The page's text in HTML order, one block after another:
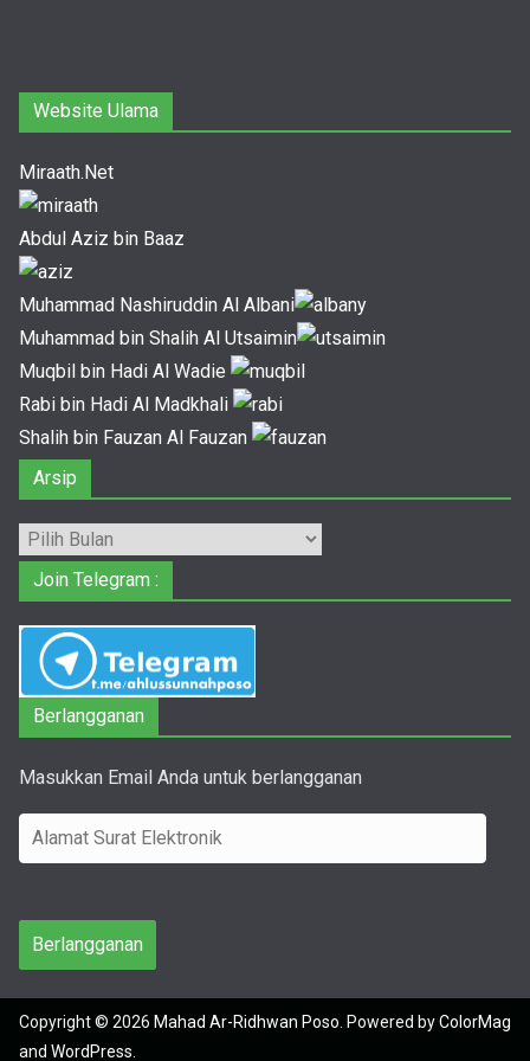
Website Ulama
Miraath.Net
Abdul Aziz bin Baaz
Muhammad Nashiruddin Al Albani
Muhammad bin Shalih Al Utsaimin
Muqbil bin Hadi Al Wadie
Rabi bin Hadi Al Madkhali
Shalih bin Fauzan Al Fauzan
Arsip
Arsip
Join Telegram :
Berlangganan
Masukkan Email Anda untuk berlangganan
l
m
t
S
Berlangganan
Copyright © 2026 Mahad Ar-Ridhwan Poso. Powered byColorMag
and WordPress.